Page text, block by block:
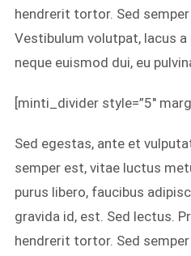
hendrerit tortor. Sed
Vestibulum volutpat, lacus
neque euismod dui, eu
[minti_divider style=”5″
Sed egestas, ante et
semper est, vitae luctus
purus libero, faucibus
gravida id, est. Sed lectus.
hendrerit tortor. Sed